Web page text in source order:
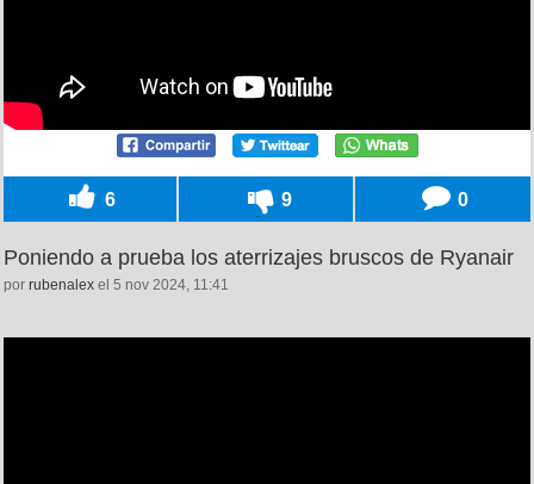
6 9 0
Poniendo a prueba los aterrizajes bruscos de Ryanair
por rubenalex el 5 nov 2024, 11:41